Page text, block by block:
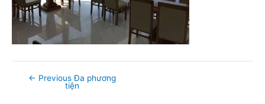
← Previous Đa phương
tiện